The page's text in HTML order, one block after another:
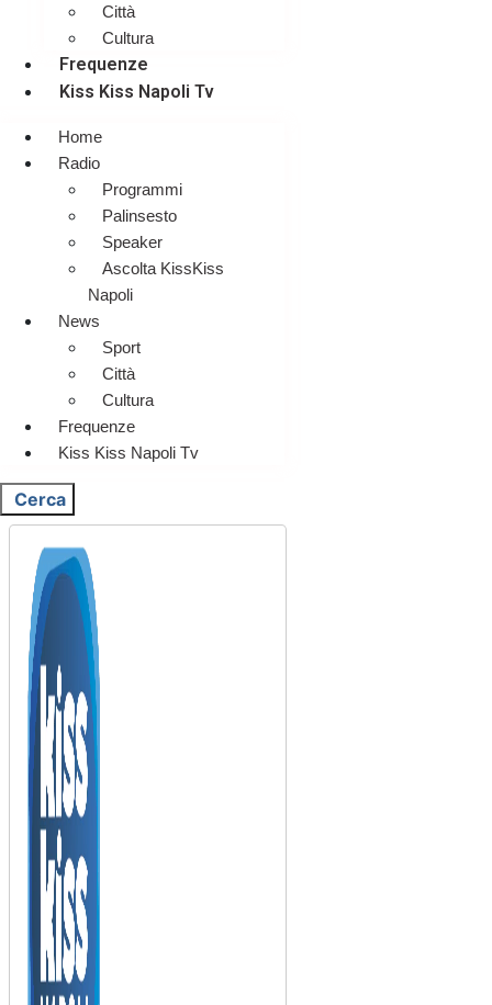
Città
Cultura
Frequenze
Kiss Kiss Napoli Tv
Home
Radio
Programmi
Palinsesto
Speaker
Ascolta KissKiss
Napoli
News
Sport
Città
Cultura
Frequenze
Kiss Kiss Napoli Tv
Cerca